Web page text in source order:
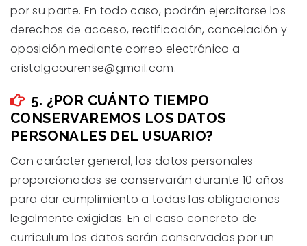
por su parte. En todo caso, podrán ejercitarse los
derechos de acceso, rectificación, cancelación y
oposición mediante correo electrónico a
cristalgoourense@gmail.com.
5. ¿POR CUÁNTO TIEMPO
CONSERVAREMOS LOS DATOS
PERSONALES DEL USUARIO?
Con carácter general, los datos personales
proporcionados se conservarán durante 10 años
para dar cumplimiento a todas las obligaciones
legalmente exigidas. En el caso concreto de
currículum los datos serán conservados por un